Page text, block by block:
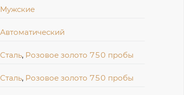
Мужские
Автоматический
Сталь, Розовое золото 750 пробы
Сталь, Розовое золото 750 пробы